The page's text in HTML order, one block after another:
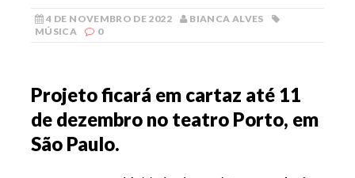
4 DE NOVEMBRO DE 2022
BIANCA ALVES
MÚSICA
0
Projeto ficará em cartaz até 11
de dezembro no teatro Porto, em
São Paulo.